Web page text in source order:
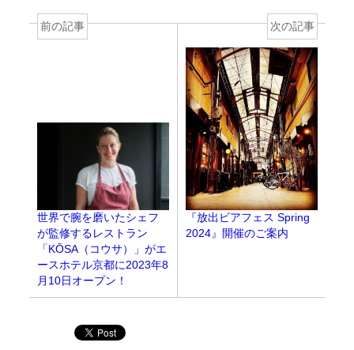
前の記事
世界で腕を磨いたシェフ
が監修するレストラン
「KŌSA（コウサ）」がエ
ースホテル京都に2023年8
月10日オープン！
次の記事
『放出ビアフェス Spring
2024』開催のご案内